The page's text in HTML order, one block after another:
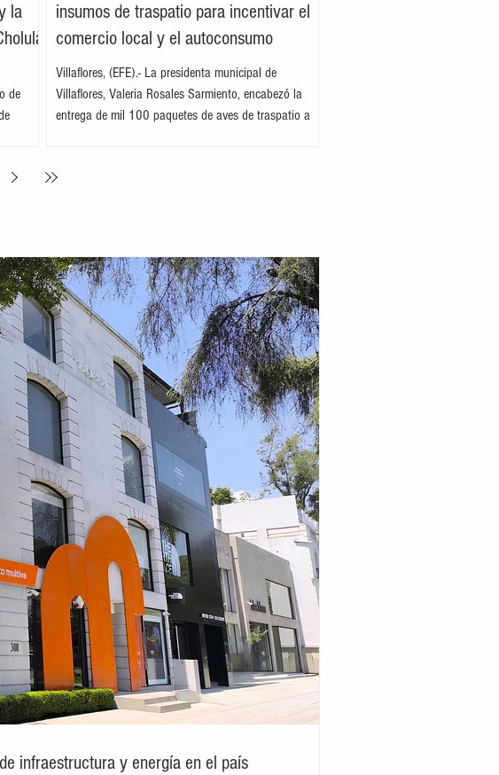
la
de
insumos de traspatio para incentivar el
comercio local y el autoconsumo
Villaflores, (EFE).- La presidenta municipal de
Villaflores, Valeria Rosales Sarmiento, encabezó la
entrega de mil 100 paquetes de aves de traspatio a
Tovilla, la alcaldesa destacó que el esquema busca
huevo y carne
infraestructura y energía en el país